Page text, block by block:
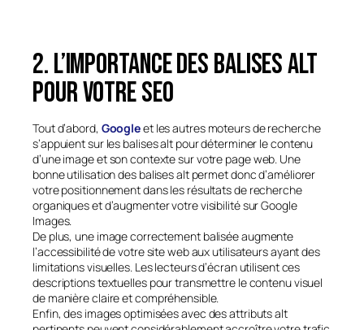
2. L’importance des balises alt
pour votre SEO
Tout d’abord, Googleet les autres moteurs de recherche
s’appuient sur les balises alt pour déterminer le contenu
d’une image et son contexte sur votre page web. Une
bonne utilisation des balises alt permet donc d’améliorer
votre positionnement dans les résultats de recherche
organiques et d’augmenter votre visibilité sur Google
Images.
De plus, une image correctement balisée augmente
l’accessibilité de votre site web aux utilisateurs ayant des
limitations visuelles. Les lecteurs d’écran utilisent ces
descriptions textuelles pour transmettre le contenu visuel
de manière claire et compréhensible.
Enfin, des images optimisées avec des attributs alt